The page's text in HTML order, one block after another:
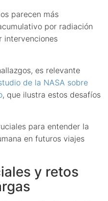
parecen más
por radiación
intervenciones
es relevante
de la NASA sobre
, que ilustra estos desafíos
para entender la
en futuros viajes
y retos